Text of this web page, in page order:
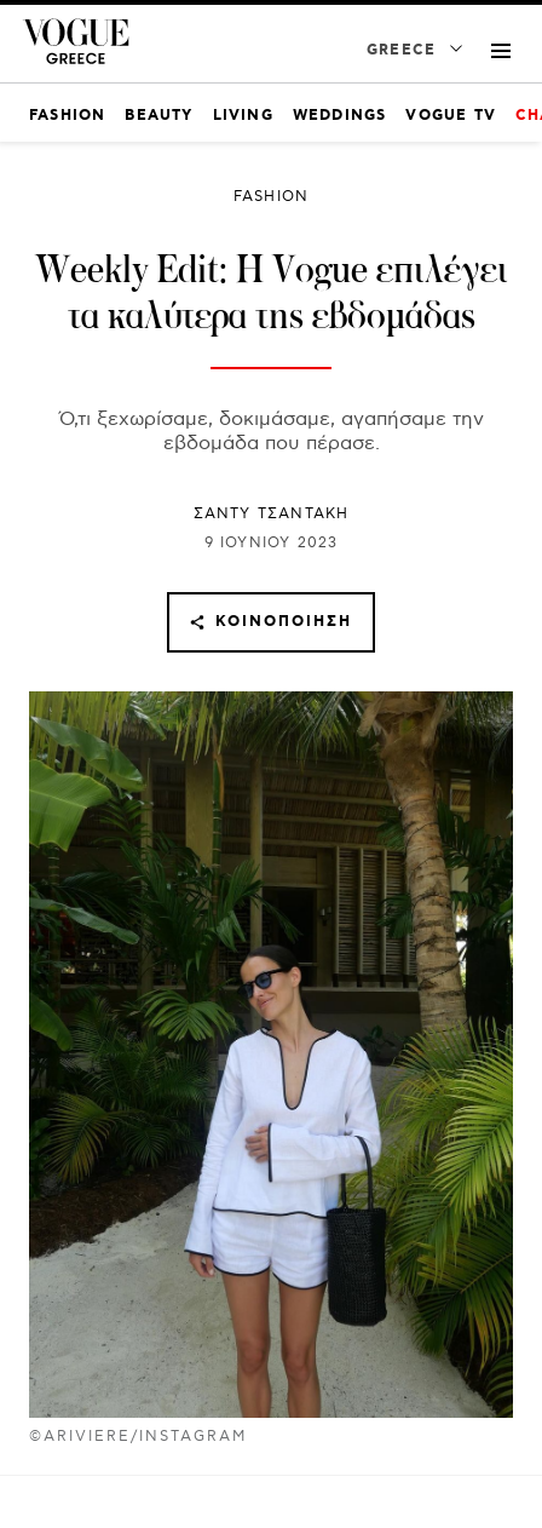
GREECE
FASHION BEAUTY LIVING WEDDINGS VOGUE TV
©ARIVIERE/INSTAGRAM
FASHION
Weekly Edit: Η Vogue επιλέγει
τα καλύτερα της εβδομάδας
Ό,τι ξεχωρίσαμε, δοκιμάσαμε, αγαπήσαμε την
εβδομάδα που πέρασε.
ΣΑΝΤΥ ΤΣΑΝΤΑΚΗ
9 ΙΟΥΝΊΟΥ 2023
ΚΟΙΝΟΠΟΊΗΣΗ